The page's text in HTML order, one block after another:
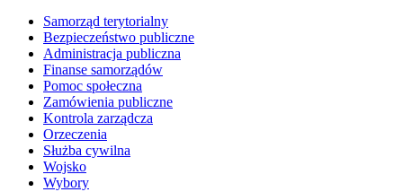
Samorząd terytorialny
Bezpieczeństwo publiczne
Administracja publiczna
Finanse samorządów
Pomoc społeczna
Zamówienia publiczne
Kontrola zarządcza
Orzeczenia
Służba cywilna
Wojsko
Wybory